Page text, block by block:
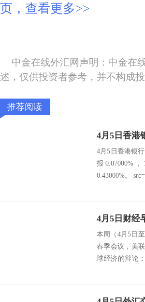
页，查看更多>>
中金在线外汇网声明：中金在
述，仅供投资者参考，并不构成
推荐阅读
4月5日香港
4月5日香港银
报0.07000%
0.43000%。
本周（4月5日
春季会议，美
球经济的辩论